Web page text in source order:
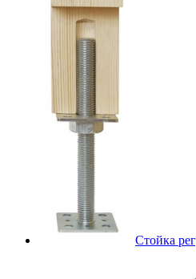
Стойка